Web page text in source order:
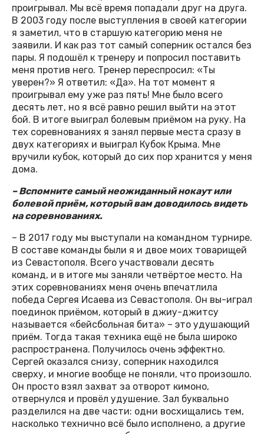
проигрывал. Мы всё время попадали друг на друга.
В 2003 году после выступления в своей категории
я заметил, что в старшую категорию меня не
заявили. И как раз тот самый соперник остался без
пары. Я подошёл к тренеру и попросил поставить
меня против него. Тренер переспросил: «Ты
уверен?» Я ответил: «Да». На тот момент я
проигрывал ему уже раз пять! Мне было всего
десять лет, но я всё равно решил выйти на этот
бой. В итоге выиграл болевым приёмом на руку. На
тех соревнованиях я занял первые места сразу в
двух категориях и выиграл Кубок Крыма. Мне
вручили кубок, который до сих пор хранится у меня
дома.
– Вспомните самый неожиданный нокаут или
болевой приём, который вам доводилось видеть
на соревнованиях.
– В 2017 году мы выступали на командном турнире.
В составе команды были я и двое моих товарищей
из Севастополя. Всего участвовали десять
команд, и в итоге мы заняли четвёртое место. На
этих соревнованиях меня очень впечатлила
победа Сергея Исаева из Севастополя. Он вы-играл
поединок приёмом, который в джиу-джитсу
называется «бейсбольная бита» – это удушающий
приём. Тогда такая техника ещё не была широко
распространена. Получилось очень эффектно.
Сергей оказался снизу, соперник находился
сверху, и многие вообще не поняли, что произошло.
Он просто взял захват за отворот кимоно,
отвернулся и провёл удушение. Зал буквально
разделился на две части: одни восхищались тем,
насколько технично всё было исполнено, а другие